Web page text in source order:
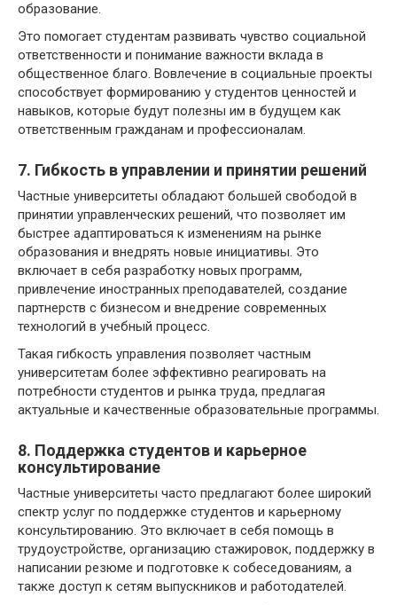
образование.
Это помогает студентам развивать чувство социальной
ответственности и понимание важности вклада в
общественное благо. Вовлечение в социальные проекты
способствует формированию у студентов ценностей и
навыков, которые будут полезны им в будущем как
ответственным гражданам и профессионалам.
7. Гибкость в управлении и принятии решений
Частные университеты обладают большей свободой в
принятии управленческих решений, что позволяет им
быстрее адаптироваться к изменениям на рынке
образования и внедрять новые инициативы. Это
включает в себя разработку новых программ,
привлечение иностранных преподавателей, создание
партнерств с бизнесом и внедрение современных
технологий в учебный процесс.
Такая гибкость управления позволяет частным
университетам более эффективно реагировать на
потребности студентов и рынка труда, предлагая
актуальные и качественные образовательные программы.
8. Поддержка студентов и карьерное
консультирование
Частные университеты часто предлагают более широкий
спектр услуг по поддержке студентов и карьерному
консультированию. Это включает в себя помощь в
трудоустройстве, организацию стажировок, поддержку в
написании резюме и подготовке к собеседованиям, а
также доступ к сетям выпускников и работодателей.